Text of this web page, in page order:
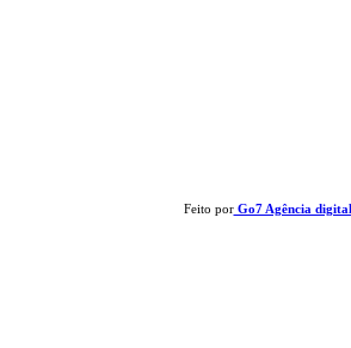
Feito porGo7 Agência digital